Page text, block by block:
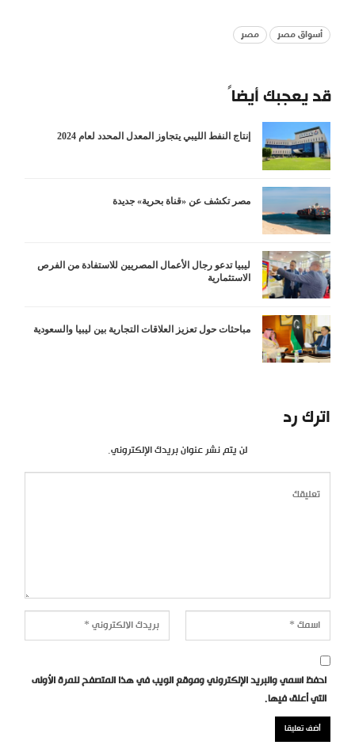
أسواق مصر مصر
قد يعجبك أيضاً
إنتاج النفط الليبي يتجاوز المعدل المحدد لعام 2024
مصر تكشف عن «قناة بحرية» جديدة
ليبيا تدعو رجال الأعمال المصريين للاستفادة من الفرص
الاستثمارية
مباحثات حول تعزيز العلاقات التجارية بين ليبيا والسعودية
اترك رد
لن يتم نشر عنوان بريدك الإلكتروني.
احفظ اسمي والبريد الإلكتروني وموقع الويب في هذا المتصفح للمرة الأولى
التي أعلق فيها.